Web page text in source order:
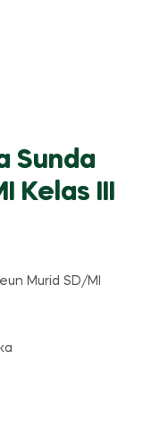
Sunda
Kelas III
Murid SD/MI